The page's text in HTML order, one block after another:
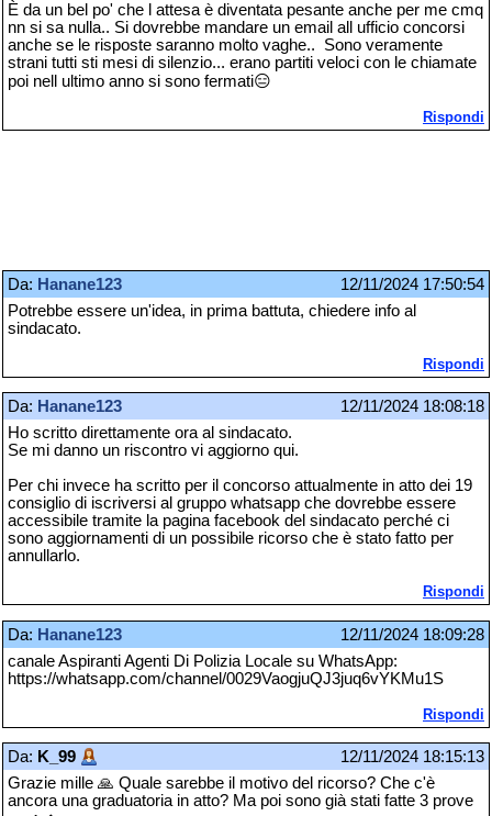
È da un bel po' che l attesa è diventata pesante anche per me cmq
nn si sa nulla.. Si dovrebbe mandare un email all ufficio concorsi
anche se le risposte saranno molto vaghe.. Sono veramente
strani tutti sti mesi di silenzio... erano partiti veloci con le chiamate
poi nell ultimo anno si sono fermati😑
Rispondi
Da: Hanane123
12/11/2024 17:50:54
Potrebbe essere un'idea, in prima battuta, chiedere info al
sindacato.
Rispondi
Da: Hanane123
12/11/2024 18:08:18
Ho scritto direttamente ora al sindacato.
Se mi danno un riscontro vi aggiorno qui.
Per chi invece ha scritto per il concorso attualmente in atto dei 19
consiglio di iscriversi al gruppo whatsapp che dovrebbe essere
accessibile tramite la pagina facebook del sindacato perché ci
sono aggiornamenti di un possibile ricorso che è stato fatto per
annullarlo.
Rispondi
Da: Hanane123
12/11/2024 18:09:28
canale Aspiranti Agenti Di Polizia Locale su WhatsApp:
https://whatsapp.com/channel/0029VaogjuQJ3juq6vYKMu1S
Rispondi
Da: K_99
12/11/2024 18:15:13
Grazie mille 🙏 Quale sarebbe il motivo del ricorso? Che c'è
ancora una graduatoria in atto? Ma poi sono già stati fatte 3 prove